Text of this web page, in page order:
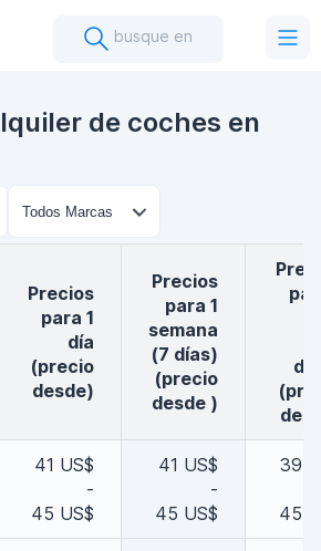
busque en
de coches en
Precios
para 1
día
(precio
desde)
Precios
para 1
semana
(7 días)
(precio
desde )
Precios
41 US$
-
45 US$
41 US$
-
45 US$
39
45